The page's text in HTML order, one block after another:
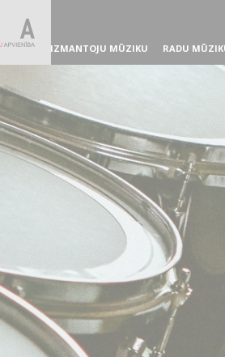
IZMANTOJU MŪZIKU RADU